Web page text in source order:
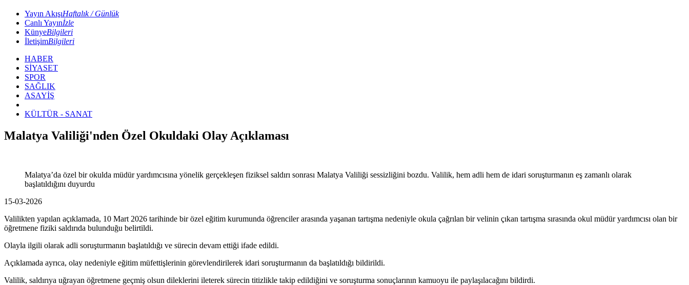
Yayın AkışıHaftalık / Günlük
Canlı Yayınİzle
KünyeBilgileri
İletişimBilgileri
HABER
SİYASET
SPOR
SAĞLIK
ASAYİŞ
KÜLTÜR - SANAT
Malatya Valiliği'nden Özel Okuldaki Olay Açıklaması
Malatya’da özel bir okulda müdür yardımcısına yönelik gerçekleşen fiziksel saldırı sonrası Malatya Valiliği sessizliğini bozdu. Valilik, hem adli hem de idari soruşturmanın eş zamanlı olarak
başlatıldığını duyurdu
15-03-2026
Valilikten yapılan açıklamada, 10 Mart 2026 tarihinde bir özel eğitim kurumunda öğrenciler arasında yaşanan tartışma nedeniyle okula çağrılan bir velinin çıkan tartışma sırasında okul müdür yardımcısı olan bir
öğretmene fiziki saldırıda bulunduğu belirtildi.
Olayla ilgili olarak adli soruşturmanın başlatıldığı ve sürecin devam ettiği ifade edildi.
Açıklamada ayrıca, olay nedeniyle eğitim müfettişlerinin görevlendirilerek idari soruşturmanın da başlatıldığı bildirildi.
Valilik, saldırıya uğrayan öğretmene geçmiş olsun dileklerini ileterek sürecin titizlikle takip edildiğini ve soruşturma sonuçlarının kamuoyu ile paylaşılacağını bildirdi.